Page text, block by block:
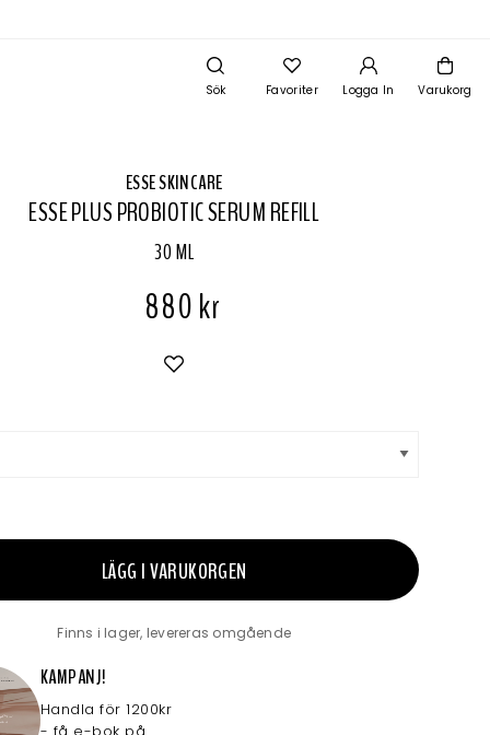
Varukorg
Logga In
Favoriter
Sök
ESSE SKINCARE
ESSE PLUS PROBIOTIC SERUM REFILL
30 ML
880 kr
LÄGG I VARUKORGEN
Finns i lager, levereras omgående
KAMPANJ!
Handla för 1200kr